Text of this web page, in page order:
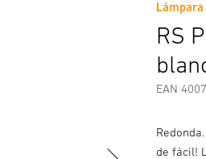
RS
EAN
de fácil!
de Seguridad y Advertencias